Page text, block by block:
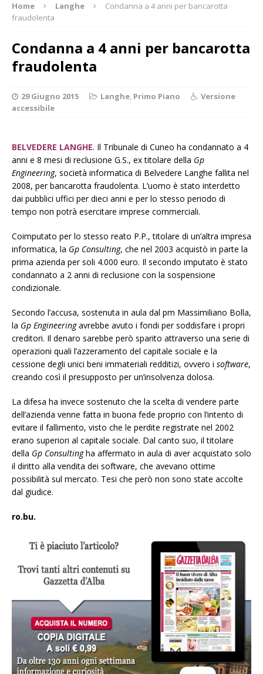
Home Langhe
Condanna a 4 anni per bancarotta
fraudolenta
Condanna a 4 anni per bancarotta
fraudolenta
29 Giugno 2015 Langhe, Primo Piano
Versione
accessibile
BELVEDERE LANGHE. Il Tribunale di Cuneo ha condannato a 4
anni e 8 mesi di reclusione G.S., ex titolare della Gp
Engineering, società informatica di Belvedere Langhe fallita nel
2008, per bancarotta fraudolenta. L’uomo è stato interdetto
dai pubblici uffici per dieci anni e per lo stesso periodo di
tempo non potrà esercitare imprese commerciali.
Coimputato per lo stesso reato P.P., titolare di un’altra impresa
informatica, la Gp Consulting, che nel 2003 acquistò in parte la
prima azienda per soli 4.000 euro. Il secondo imputato è stato
condannato a 2 anni di reclusione con la sospensione
condizionale.
Secondo l’accusa, sostenuta in aula dal pm Massimiliano Bolla,
la Gp Engineeringavrebbe avuto i fondi per soddisfare i propri
creditori. Il denaro sarebbe però sparito attraverso una serie di
operazioni quali l’azzeramento del capitale sociale e la
cessione degli unici beni immateriali redditizi, ovvero i software,
creando così il presupposto per un’insolvenza dolosa.
La difesa ha invece sostenuto che la scelta di vendere parte
dell’azienda venne fatta in buona fede proprio con l’intento di
evitare il fallimento, visto che le perdite registrate nel 2002
erano superiori al capitale sociale. Dal canto suo, il titolare
della Gp Consultingha affermato in aula di aver acquistato solo
il diritto alla vendita dei software, che avevano ottime
possibilità sul mercato. Tesi che però non sono state accolte
dal giudice.
ro.bu.